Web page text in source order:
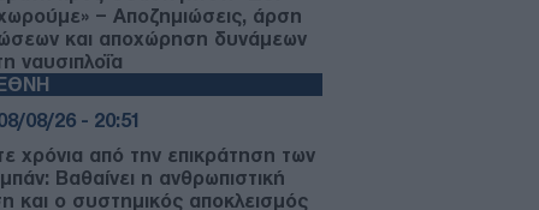
– Αποζημιώσεις, άρση
και αποχώρηση δυνάμεων
ναυσιπλοΐα
08/26 - 20:51
χρόνια από την επικράτηση των
Βαθαίνει η ανθρωπιστική
και ο συστημικός αποκλεισμός